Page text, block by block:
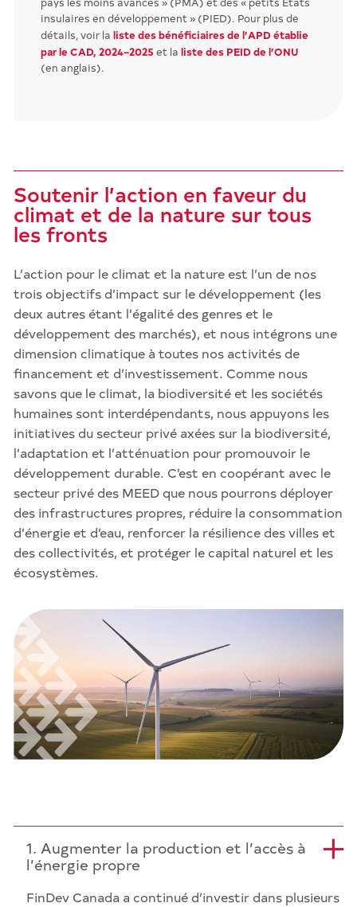
insulaires en développement » (PIED). Pour plus de
détails, voir laliste des bénéficiaires de l’APD établie
par le CAD, 2024–2025 et laliste des PEID de l’ONU
(en anglais).
Soutenir l’action en faveur du
climat et de la nature sur tous
les fronts
L’action pour le climat et la nature est l’un de nos
trois objectifs d’impact sur le développement (les
deux autres étant l’égalité des genres et le
développement des marchés), et nous intégrons une
dimension climatique à toutes nos activités de
financement et d’investissement. Comme nous
savons que le climat, la biodiversité et les sociétés
humaines sont interdépendants, nous appuyons les
initiatives du secteur privé axées sur la biodiversité,
l’adaptation et l’atténuation pour promouvoir le
développement durable. C’est en coopérant avec le
secteur privé des MEED que nous pourrons déployer
des infrastructures propres, réduire la consommation
d’énergie et d’eau, renforcer la résilience des villes et
des collectivités, et protéger le capital naturel et les
écosystèmes.
1. Augmenter la production et l’accès à
l’énergie propre
FinDev Canada a continué d’investir dans plusieurs